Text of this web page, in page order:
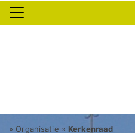
»Organisatie » Kerkenraad